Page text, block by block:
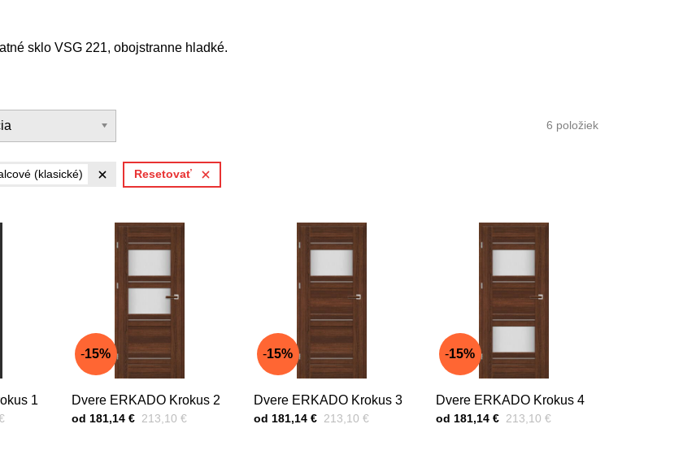
sklo VSG 221, obojstranne hladké.
6 položiek
(klasické) Resetovať
1 Dvere ERKADO Krokus 2
Cena s DPH
od 181,14 € Pred zľavou:
213,10 €
15%
Dvere ERKADO Krokus 3
Cena s DPH
od 181,14 € Pred zľavou:
213,10 €
15%
Dvere ERKADO Krokus 4
Cena s DPH
od 181,14 € Pred zľavou:
213,10 €
15%